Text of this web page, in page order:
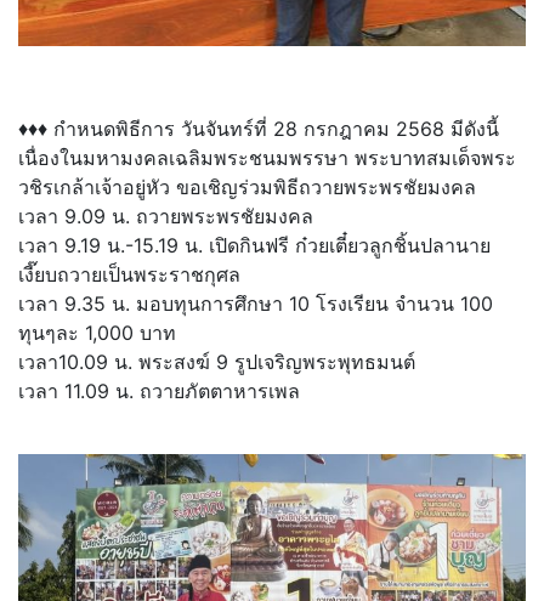
♦♦♦ กำหนดพิธีการ วันจันทร์ที่ 28 กรกฎาคม 2568 มีดังนี้
เนื่องในมหามงคลเฉลิมพระชนมพรรษา พระบาทสมเด็จพระ
วชิรเกล้าเจ้าอยู่หัว ขอเชิญร่วมพิธีถวายพระพรชัยมงคล
เวลา 9.09 น. ถวายพระพรชัยมงคล
เวลา 9.19 น.-15.19 น. เปิดกินฟรี ก๋วยเตี๋ยวลูกชิ้นปลานาย
เงี๊ยบถวายเป็นพระราชกุศล
เวลา 9.35 น. มอบทุนการศึกษา 10 โรงเรียน จำนวน 100
ทุนๆละ 1,000 บาท
เวลา10.09 น. พระสงฆ์ 9 รูปเจริญพระพุทธมนต์
เวลา 11.09 น. ถวายภัตตาหารเพล